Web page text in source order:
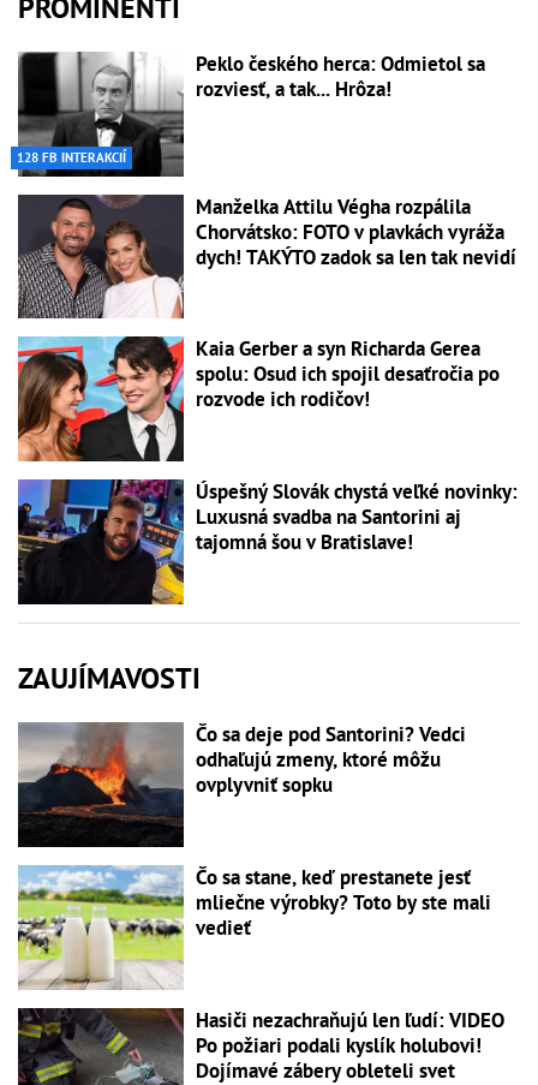
PROMINENTI
128 FB INTERAKCIÍ
Peklo českého herca: Odmietol sa
rozviesť, a tak... Hrôza!
Manželka Attilu Végha rozpálila
Chorvátsko: FOTO v plavkách vyráža
dych! TAKÝTO zadok sa len tak nevidí
Kaia Gerber a syn Richarda Gerea
spolu: Osud ich spojil desaťročia po
rozvode ich rodičov!
Úspešný Slovák chystá veľké novinky:
Luxusná svadba na Santorini aj
tajomná šou v Bratislave!
ZAUJÍMAVOSTI
Čo sa deje pod Santorini? Vedci
odhaľujú zmeny, ktoré môžu
ovplyvniť sopku
Čo sa stane, keď prestanete jesť
mliečne výrobky? Toto by ste mali
vedieť
Hasiči nezachraňujú len ľudí: VIDEO
Po požiari podali kyslík holubovi!
Dojímavé zábery obleteli svet